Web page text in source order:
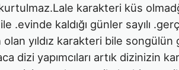
karakteri küs
.evinde kaldığı günler sayılı
yıldız karakteri bile songülün
dizi yapımcıları artık dizinizin